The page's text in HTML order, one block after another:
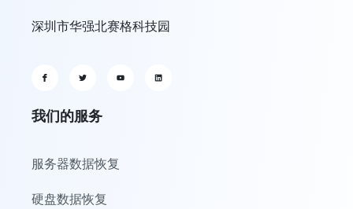
深圳市华强北赛格科技园
我们的服务
服务器数据恢复
硬盘数据恢复